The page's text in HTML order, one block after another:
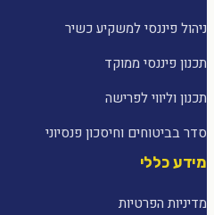
ניהול פיננסי למשקיע כשיר
תכנון פיננסי ממוקד
תכנון וליווי לפרישה
סדר בביטוחים וחיסכון פנסיוני
מידע כללי
מדיניות הפרטיות